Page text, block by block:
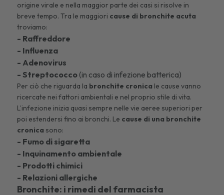
origine virale e nella maggior parte dei casi si risolve in
breve tempo. Tra le maggiori cause di bronchite acuta
troviamo:
- Raffreddore
- Influenza
- Adenovirus
- Streptococco (in caso di infezione batterica)
Per ciò che riguarda la bronchite cronica le cause vanno
ricercate nei fattori ambientali e nel proprio stile di vita.
L’infezione inizia quasi sempre nelle vie aeree superiori per
poi estendersi fino ai bronchi. Le cause di una bronchite
cronica sono:
- Fumo di sigaretta
- Inquinamento ambientale
- Prodotti chimici
- Relazioni allergiche
Bronchite: i rimedi del farmacista